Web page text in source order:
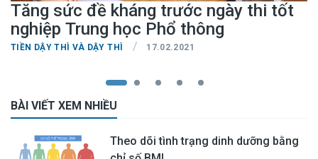
Tăng sức đề kháng trước ngày thi tốt
nghiệp Trung học Phổ thông
TIỀN DẬY THÌ VÀ DẬY THÌ / 17.02.2021
BÀI VIẾT XEM NHIỀU
Theo dõi tình trạng dinh dưỡng bằng